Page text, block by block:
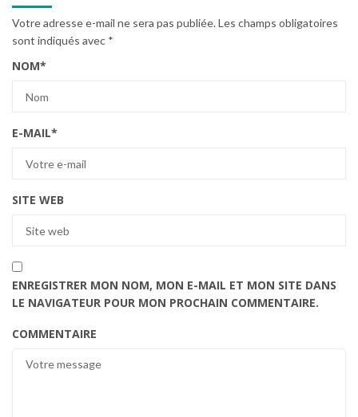
Votre adresse e-mail ne sera pas publiée.Les champs obligatoires
sont indiqués avec *
NOM*
E-MAIL*
SITE WEB
ENREGISTRER MON NOM, MON E-MAIL ET MON SITE DANS
LE NAVIGATEUR POUR MON PROCHAIN COMMENTAIRE.
COMMENTAIRE